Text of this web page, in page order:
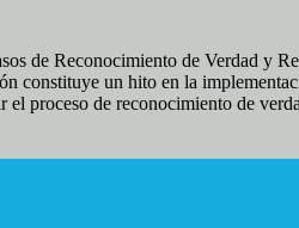
de Reconocimiento de Verdad y
constituye un hito en la
proceso de reconocimiento de